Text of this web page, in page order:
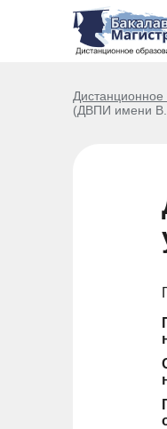
Дистанционное
(ДВПИ имени